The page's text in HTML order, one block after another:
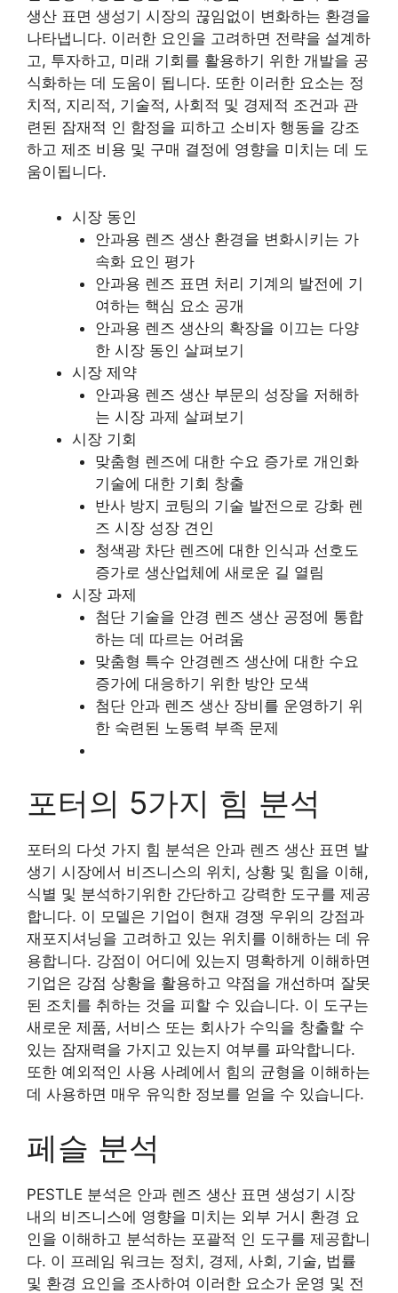
생산 표면 생성기 시장의 끊임없이 변화하는 환경을
나타냅니다. 이러한 요인을 고려하면 전략을 설계하
고, 투자하고, 미래 기회를 활용하기 위한 개발을 공
식화하는 데 도움이 됩니다. 또한 이러한 요소는 정
치적, 지리적, 기술적, 사회적 및 경제적 조건과 관
련된 잠재적 인 함정을 피하고 소비자 행동을 강조
하고 제조 비용 및 구매 결정에 영향을 미치는 데 도
움이됩니다.
시장 동인
안과용 렌즈 생산 환경을 변화시키는 가
속화 요인 평가
안과용 렌즈 표면 처리 기계의 발전에 기
여하는 핵심 요소 공개
안과용 렌즈 생산의 확장을 이끄는 다양
한 시장 동인 살펴보기
시장 제약
안과용 렌즈 생산 부문의 성장을 저해하
는 시장 과제 살펴보기
시장 기회
맞춤형 렌즈에 대한 수요 증가로 개인화
기술에 대한 기회 창출
반사 방지 코팅의 기술 발전으로 강화 렌
즈 시장 성장 견인
청색광 차단 렌즈에 대한 인식과 선호도
증가로 생산업체에 새로운 길 열림
시장 과제
첨단 기술을 안경 렌즈 생산 공정에 통합
하는 데 따르는 어려움
맞춤형 특수 안경렌즈 생산에 대한 수요
증가에 대응하기 위한 방안 모색
첨단 안과 렌즈 생산 장비를 운영하기 위
한 숙련된 노동력 부족 문제
포터의 5가지 힘 분석
포터의 다섯 가지 힘 분석은 안과 렌즈 생산 표면 발
생기 시장에서 비즈니스의 위치, 상황 및 힘을 이해,
식별 및 분석하기위한 간단하고 강력한 도구를 제공
합니다. 이 모델은 기업이 현재 경쟁 우위의 강점과
재포지셔닝을 고려하고 있는 위치를 이해하는 데 유
용합니다. 강점이 어디에 있는지 명확하게 이해하면
기업은 강점 상황을 활용하고 약점을 개선하며 잘못
된 조치를 취하는 것을 피할 수 있습니다. 이 도구는
새로운 제품, 서비스 또는 회사가 수익을 창출할 수
있는 잠재력을 가지고 있는지 여부를 파악합니다.
또한 예외적인 사용 사례에서 힘의 균형을 이해하는
데 사용하면 매우 유익한 정보를 얻을 수 있습니다.
페슬 분석
PESTLE 분석은 안과 렌즈 생산 표면 생성기 시장
내의 비즈니스에 영향을 미치는 외부 거시 환경 요
인을 이해하고 분석하는 포괄적 인 도구를 제공합니
다. 이 프레임 워크는 정치, 경제, 사회, 기술, 법률
및 환경 요인을 조사하여 이러한 요소가 운영 및 전